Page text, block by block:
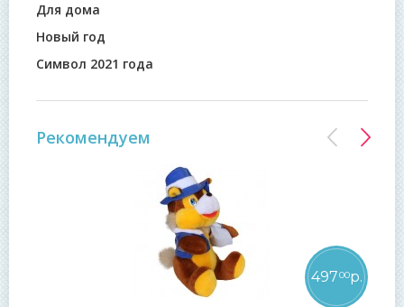
Для дома
Новый год
Символ 2021 года
Рекомендуем
49700р.